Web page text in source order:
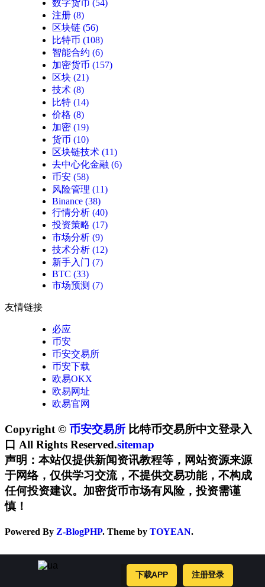
数字货币 (54)
注册 (8)
区块链 (56)
比特币 (108)
智能合约 (6)
加密货币 (157)
区块 (21)
技术 (8)
比特 (14)
价格 (8)
加密 (19)
货币 (10)
区块链技术 (11)
去中心化金融 (6)
币安 (58)
风险管理 (11)
Binance (38)
行情分析 (40)
投资策略 (17)
市场分析 (9)
技术分析 (12)
新手入门 (7)
BTC (33)
市场预测 (7)
友情链接
必应
币安
币安交易所
币安下载
欧易OKX
欧易网址
欧易官网
Copyright © 币安交易所 比特币交易所中文登录入
口 All Rights Reserved.sitemap
声明：本站仅提供新闻资讯教程等，网站资源来源
于网络，仅供学习交流，不提供交易功能，不构成
任何投资建议。加密货币市场有风险，投资需谨
慎！
Powered By Z-BlogPHP. Theme by TOYEAN.
下载APP 注册登录